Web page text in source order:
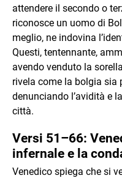
attendere il secondo o
riconosce un uomo di
meglio, ne indovina
Questi, tentennante,
avendo venduto la
rivela come la bolgia sia
denunciando l’avidità e
città.
Versi 51–66:
infernale e la
Venedico spiega che si